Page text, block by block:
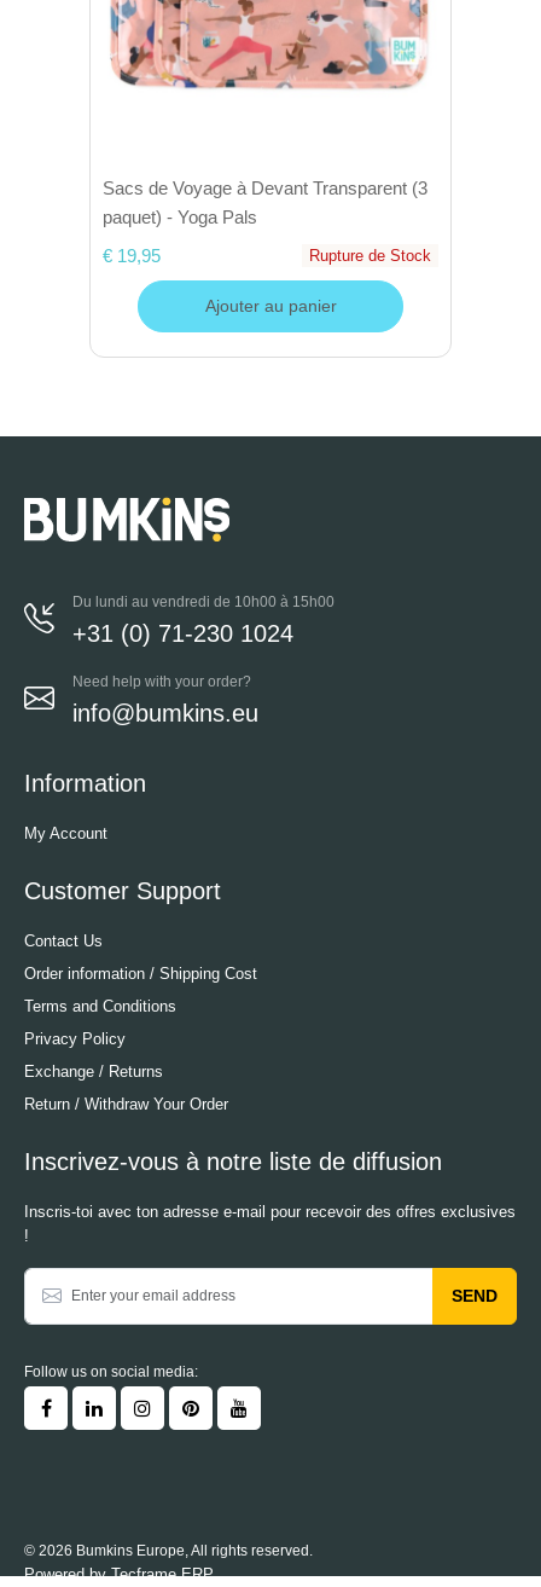
Sacs de Voyage à Devant Transparent (3
paquet) - Yoga Pals
€ 19,95
Rupture de Stock
Ajouter au panier
Du lundi au vendredi de 10h00 à 15h00
+31 (0) 71-230 1024
Need help with your order?
info@bumkins.eu
Information
My Account
Customer Support
Contact Us
Order information / Shipping Cost
Terms and Conditions
Privacy Policy
Exchange / Returns
Return / Withdraw Your Order
Inscrivez-vous à notre liste de diffusion
Inscris-toi avec ton adresse e-mail pour recevoir des offres exclusives
!
SEND
Follow us on social media:
© 2026 Bumkins Europe, All rights reserved.
Powered byTecframe ERP